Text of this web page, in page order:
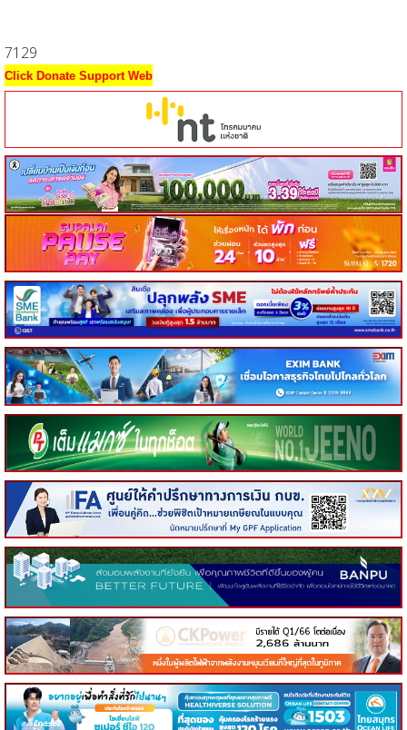
7129
Click Donate Support Web